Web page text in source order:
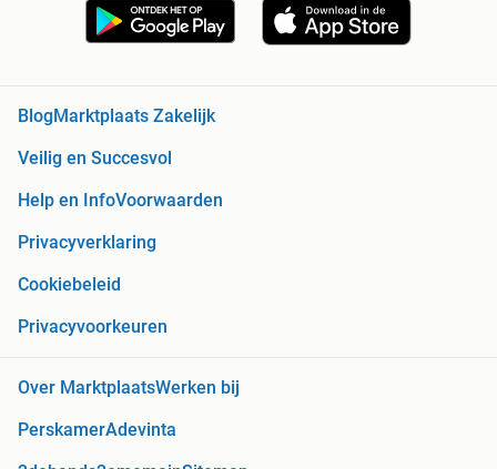
BlogMarktplaats Zakelijk
Veilig en Succesvol
Help en InfoVoorwaarden
Privacyverklaring
Cookiebeleid
Privacyvoorkeuren
Over MarktplaatsWerken bij
PerskamerAdevinta